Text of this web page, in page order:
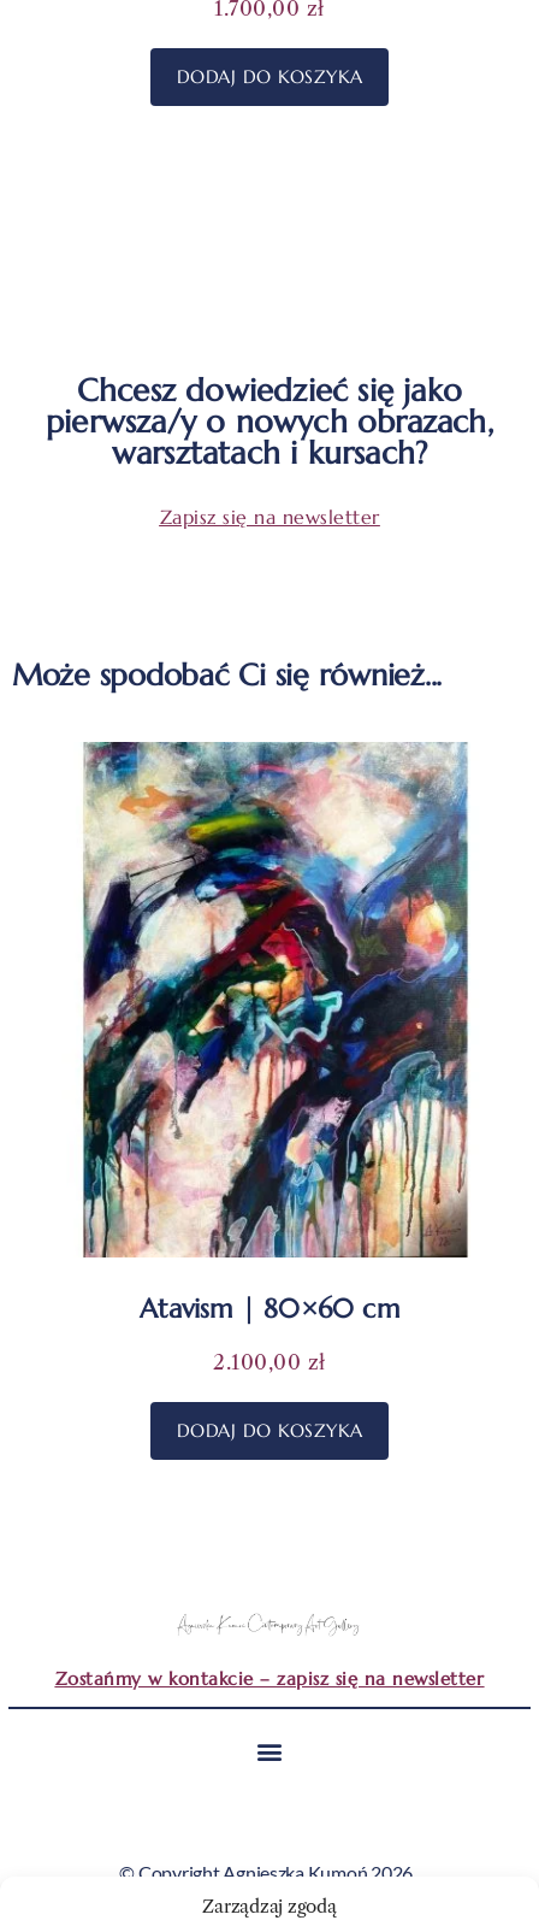
Zarządzaj zgodą
1.700,00 zł
DODAJ DO KOSZYKA
Chcesz dowiedzieć się jako
pierwsza/y o nowych obrazach,
warsztatach i kursach?
Zapisz się na newsletter
Atavism | 80×60 cm
2.100,00 zł
DODAJ DO KOSZYKA
Zostańmy w kontakcie – zapisz się na newsletter
© Copyright Agnieszka Kumoń 2026.
Wszystkie obrazy i teksty prezentowane na tej stronie